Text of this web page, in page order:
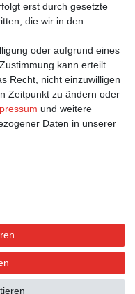
Versandkosten
erst durch gesetzte
die wir in den
oder aufgrund eines
kann erteilt
Recht, nicht einzuwilligen
Zeitpunkt zu ändern oder
und weitere
Daten in unserer